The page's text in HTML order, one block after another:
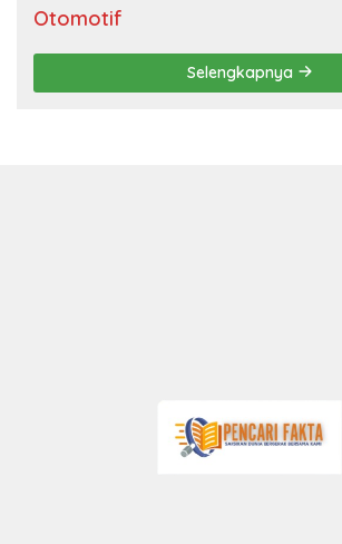
Otomotif
Selengkapnya